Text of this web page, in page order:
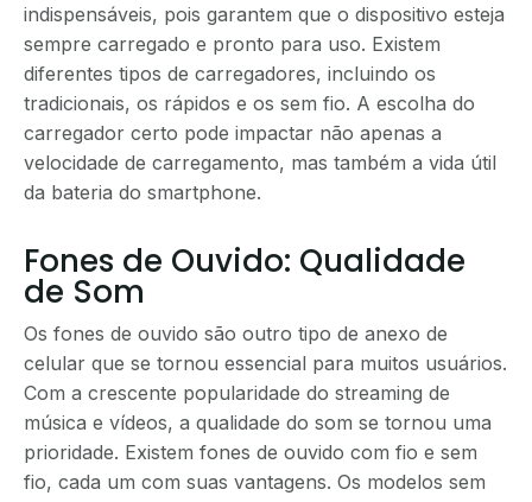
indispensáveis, pois garantem que o dispositivo esteja
sempre carregado e pronto para uso. Existem
diferentes tipos de carregadores, incluindo os
tradicionais, os rápidos e os sem fio. A escolha do
carregador certo pode impactar não apenas a
velocidade de carregamento, mas também a vida útil
da bateria do smartphone.
Fones de Ouvido: Qualidade
de Som
Os fones de ouvido são outro tipo de anexo de
celular que se tornou essencial para muitos usuários.
Com a crescente popularidade do streaming de
música e vídeos, a qualidade do som se tornou uma
prioridade. Existem fones de ouvido com fio e sem
fio, cada um com suas vantagens. Os modelos sem